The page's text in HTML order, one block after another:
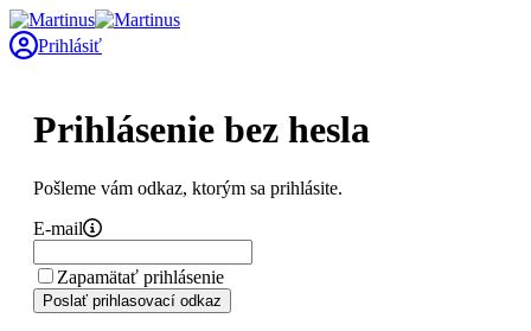
Prihlásiť
Prihlásenie bez hesla
Pošleme vám odkaz, ktorým sa prihlásite.
E-mail
Zapamätať prihlásenie
Poslať prihlasovací odkaz